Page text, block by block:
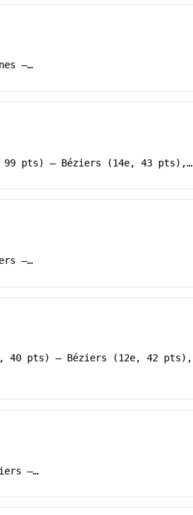
–…
99 pts) – Béziers (14e, 43 pts),…
–…
40 pts) – Béziers (12e, 42 pts),
–…